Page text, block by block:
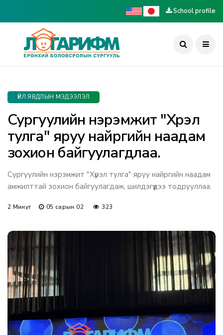
School profile
ҮЙЛ ЯВДЛЫН МЭДЭЭЛЭЛ
Сургуулийн нэрэмжит "Хүрэл
тулга" яруу найргийн наадам
зохион байгуулагдлаа.
Сургуулийн нэрэмжит "Хүрэл тулга" яруу найргийн наадам
амжилттай зохион байгуулагдаж, шилдэгүүдээ тодрууллаа.
2 Минут 05 сарын 02 323